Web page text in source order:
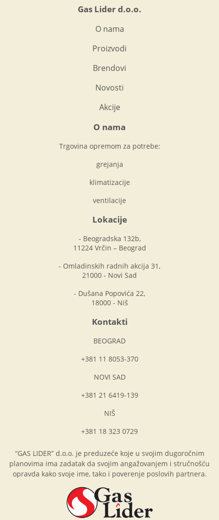
Gas Lider d.o.o.
O nama
Proizvodi
Brendovi
Novosti
Akcije
O nama
Trgovina opremom za potrebe:
grejanja
klimatizacije
ventilacije
Lokacije
- Beogradska 132b,
11224 Vrčin – Beograd
- Omladinskih radnih akcija 31,
21000 - Novi Sad
- Dušana Popovića 22,
18000 - Niš
Kontakti
BEOGRAD
+381 11 8053-370
NOVI SAD
+381 21 6419-139
NIŠ
+381 18 323 0729
“GAS LIDER” d.o.o. je preduzeće koje u svojim dugoročnim
planovima ima zadatak da svojim angažovanjem i stručnošću
opravda kako svoje ime, tako i poverenje poslovih partnera.